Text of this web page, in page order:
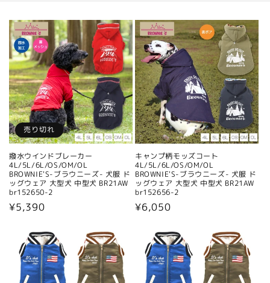
売り切れ
撥水ウインドブレーカー
4L/5L/6L/OS/OM/OL
BROWNIE'S-ブラウニーズ- 犬服 ド
ッグウェア 大型犬 中型犬 BR21AW
br152650-2
通
格
¥5,390
キャンプ柄モッズコート
4L/5L/6L/OS/OM/OL
BROWNIE'S-ブラウニーズ- 犬服 ド
ッグウェア 大型犬 中型犬 BR21AW
br152656-2
通
格
¥6,050